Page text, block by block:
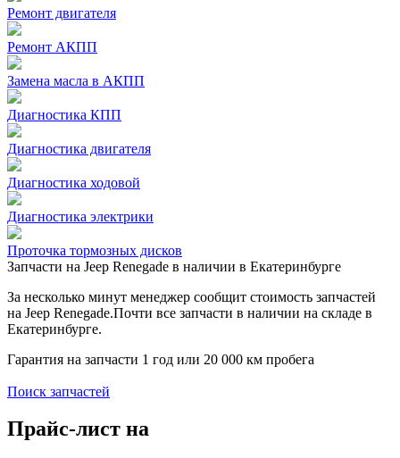
Ремонт двигателя
Ремонт АКПП
Замена масла в АКПП
Диагностика КПП
Диагностика двигателя
Диагностика ходовой
Диагностика электрики
Проточка тормозных дисков
Запчасти на Jeep Renegade в наличии в Екатеринбурге
За несколько минут менеджер сообщит стоимость запчастей
на Jeep Renegade.Почти все запчасти в наличии на складе в
Екатеринбурге.
Гарантия на запчасти 1 год или 20 000 км пробега
Поиск запчастей
Прайс-лист на